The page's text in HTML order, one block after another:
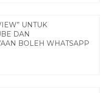
UNTUK
DAN
BOLEH WHATSAPP